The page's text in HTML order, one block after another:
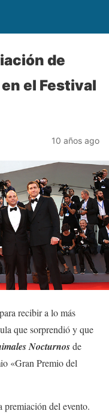
de
el Festival
10 años ago
recibir a lo más
que sorprendió y que
Nocturnosde
«Gran Premio del
del evento.